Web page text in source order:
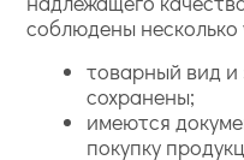
соблюдены несколько
товарный вид и
сохранены;
имеются
покупку